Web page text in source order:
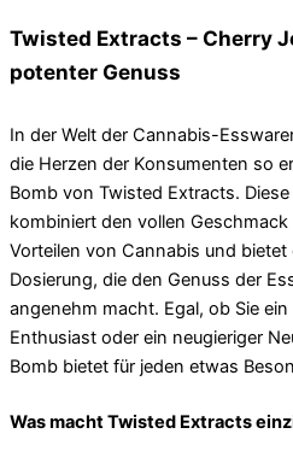
Twisted Extracts – Cherry
potenter Genuss
In der Welt der Cannabis-
die Herzen der Konsumenten so
Bomb von Twisted Extracts.
kombiniert den vollen
Vorteilen von Cannabis und
Dosierung, die den Genuss der
angenehm macht. Egal, ob Sie
Enthusiast oder ein neugieriger
Bomb bietet für jeden etwas
Was macht Twisted Extracts